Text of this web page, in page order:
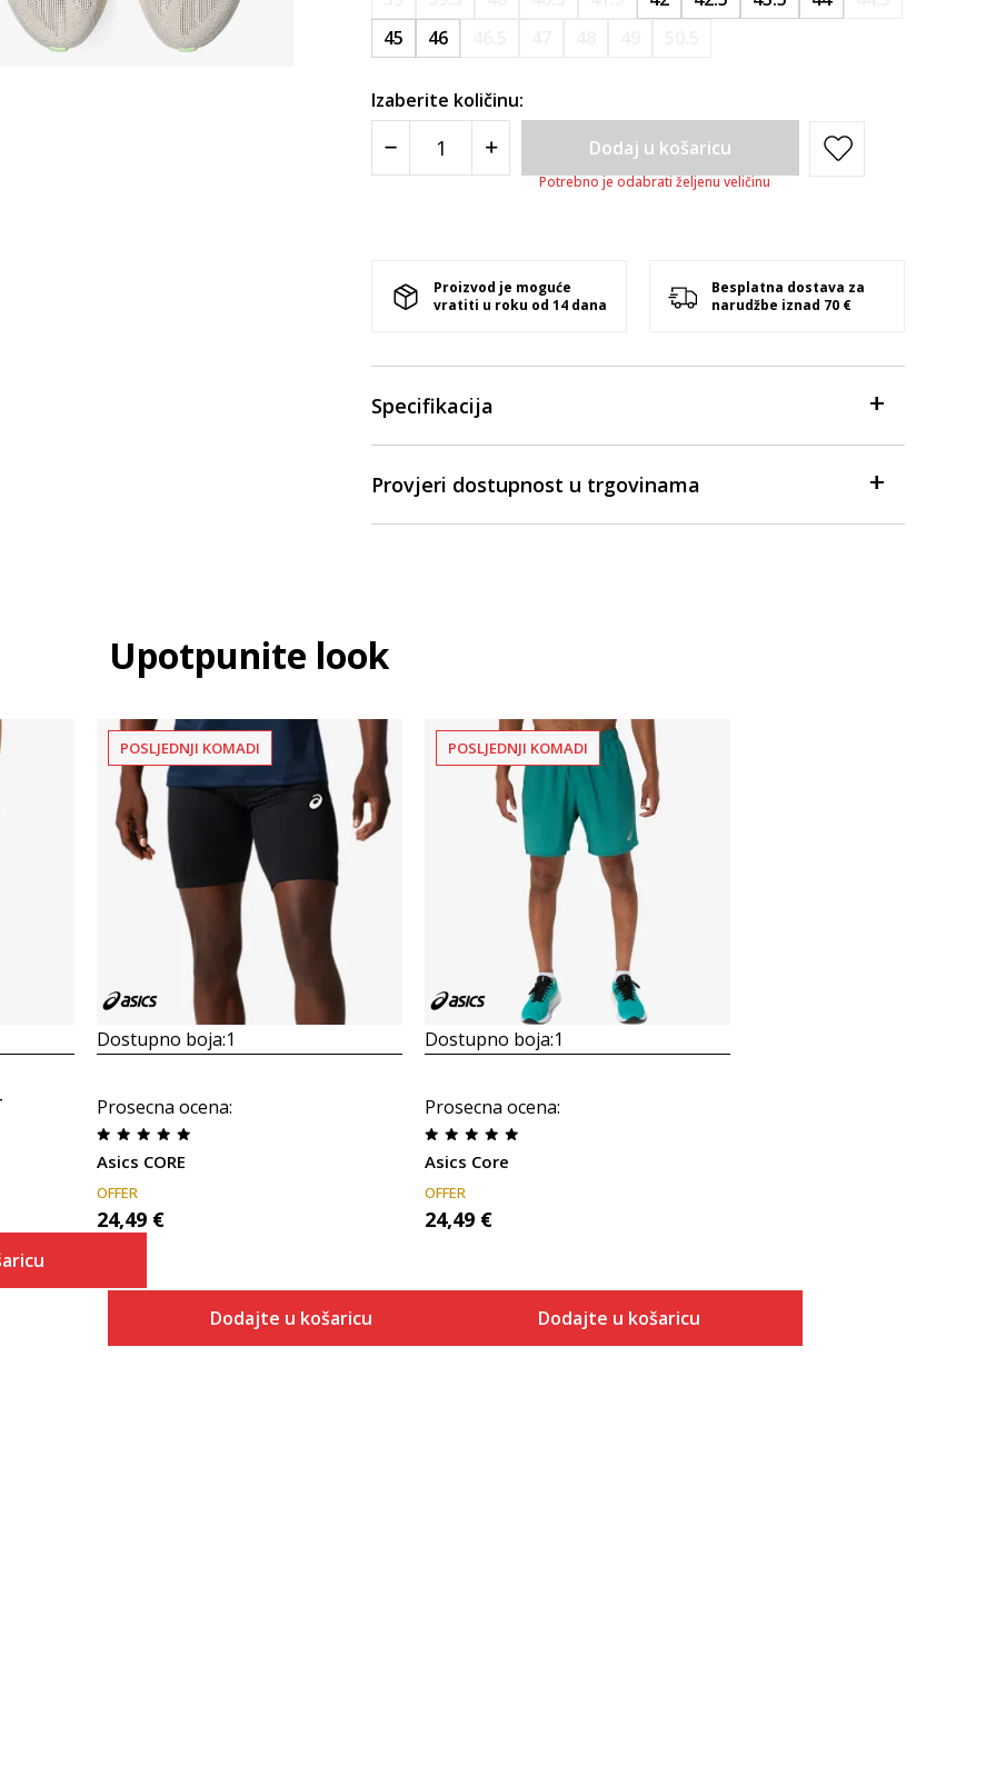
45
46
Izaberite količinu:
Dodaj u košaricu
Potrebno je odabrati željenu veličinu
Proizvod je moguće
vratiti u roku od 14 dana
Besplatna dostava za
narudžbe iznad 70 €
Specifikacija
Provjeri dostupnost u trgovinama
Upotpunite look
POSLJEDNJI KOMADI
Dostupno boja:1
Prosecna ocena:
Asics CORE
OFFER
24,49 €
Dodajte u košaricu
POSLJEDNJI KOMADI
Dostupno boja:1
Prosecna ocena:
Asics Core
OFFER
24,49 €
Dodajte u košaricu